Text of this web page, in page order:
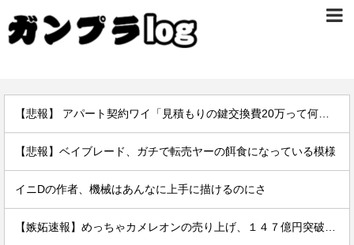
【悲報】ベイブレード、ガチで転売ヤーの餌食になっている模様
イニDの作者、機械はあんなに上手に描けるのにさ